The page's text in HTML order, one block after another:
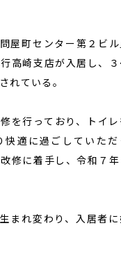
屋町センター第２ビ
高崎支店が入居し、
れている。
を行っており、トイ
適に過ごしていただ
修に着手し、令和７
まれ変わり、入居者